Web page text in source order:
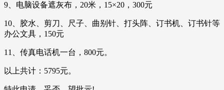
9、电脑设备遮灰布，20米，15×20，300元
10、胶水、剪刀、尺子、曲别针、打头阵、订书机、订书针等
办公文具，150元
11、传真电话机一台，800元。
以上共计：5795元。